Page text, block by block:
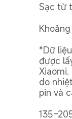
Sạc từ
*Dữ
được
do
pin và